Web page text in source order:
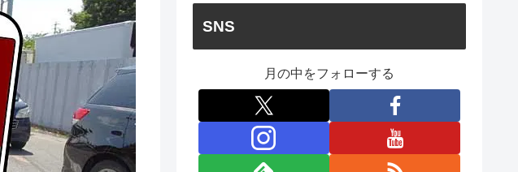
SNS
月の中をフォローする